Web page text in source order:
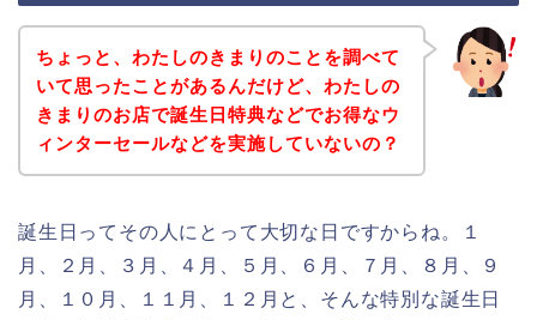
ちょっと、わたしのきまりのことを調べて
いて思ったことがあるんだけど、わたしの
きまりのお店で誕生日特典などでお得なウ
ィンターセールなどを実施していないの？
誕生日ってその人にとって大切な日ですからね。１
月、２月、３月、４月、５月、６月、７月、８月、９
月、１０月、１１月、１２月と、そんな特別な誕生日